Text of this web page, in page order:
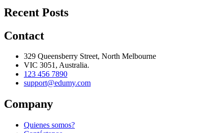
Recent Posts
Contact
329 Queensberry Street, North Melbourne
VIC 3051, Australia.
123 456 7890
support@edumy.com
Company
Quienes somos?